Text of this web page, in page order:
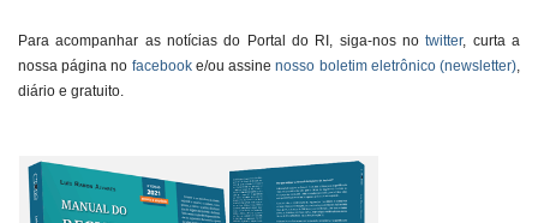
Para acompanhar as notícias do Portal do RI, siga-nos notwitter, curta a
nossa página no facebooke/ou assinenosso boletim eletrônico (newsletter)
diário e gratuito.